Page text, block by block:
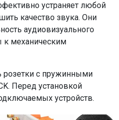
устраняет любой
качество звука. Они
аудиовизуального
к механическим
с пружинными
Перед установкой
устройств.